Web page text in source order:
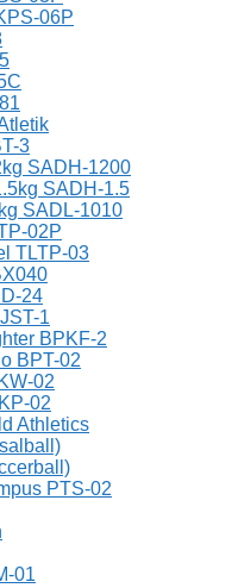
06P
3
SADH-1200
SADH-1.5
SADL-1010
02P
TLTP-03
24
1
BPKF-2
BPT-02
02
02
Athletics
PTS-02
01